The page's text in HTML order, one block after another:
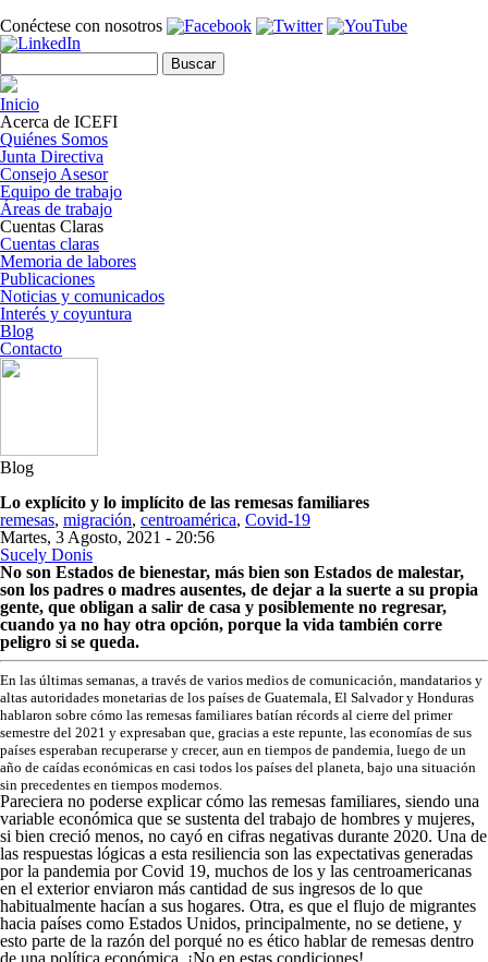
Conéctese con nosotros
Formulario de búsqueda
Inicio
Acerca de ICEFI
Quiénes Somos
Junta Directiva
Consejo Asesor
Equipo de trabajo
Áreas de trabajo
Cuentas Claras
Cuentas claras
Memoria de labores
Publicaciones
Noticias y comunicados
Interés y coyuntura
Blog
Contacto
Blog
Lo explícito y lo implícito de las remesas familiares
remesas, migración, centroamérica, Covid-19
Martes, 3 Agosto, 2021 - 20:56
Sucely Donis
Share on Facebook
Tweet Widget
Linkedin Share Button
No son Estados de bienestar, más bien son Estados de malestar,
son los padres o madres ausentes, de dejar a la suerte a su propia
gente, que obligan a salir de casa y posiblemente no regresar,
cuando ya no hay otra opción, porque la vida también corre
peligro si se queda.
En las últimas semanas, a través de varios medios de comunicación, mandatarios y
altas autoridades monetarias de los países de Guatemala, El Salvador y Honduras
hablaron sobre cómo las remesas familiares batían récords al cierre del primer
semestre del 2021 y expresaban que, gracias a este repunte, las economías de sus
países esperaban recuperarse y crecer, aun en tiempos de pandemia, luego de un
año de caídas económicas en casi todos los países del planeta, bajo una situación
sin precedentes en tiempos modernos.
Pareciera no poderse explicar cómo las remesas familiares, siendo una
variable económica que se sustenta del trabajo de hombres y mujeres,
si bien creció menos, no cayó en cifras negativas durante 2020. Una de
las respuestas lógicas a esta resiliencia son las expectativas generadas
por la pandemia por Covid 19, muchos de los y las centroamericanas
en el exterior enviaron más cantidad de sus ingresos de lo que
habitualmente hacían a sus hogares. Otra, es que el flujo de migrantes
hacia países como Estados Unidos, principalmente, no se detiene, y
esto parte de la razón del porqué no es ético hablar de remesas dentro
de una política económica. ¡No en estas condiciones!